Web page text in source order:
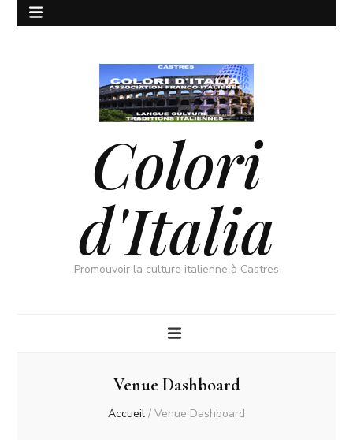
Colori
d'Italia
Promouvoir la culture italienne à Castres
Venue Dashboard
Accueil / Venue Dashboard